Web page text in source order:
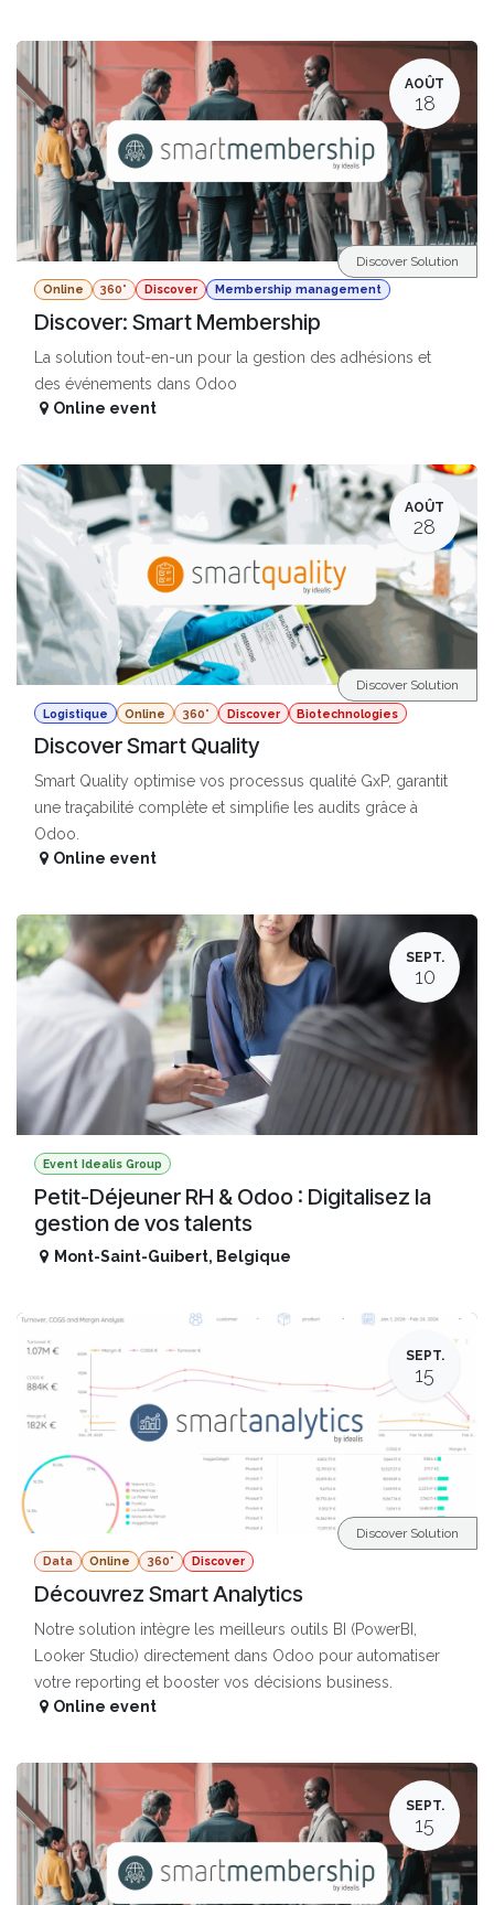
AOÛT
18
Online 360° Discover Membership management
Discover: Smart Membership
La solution tout-en-un pour la gestion des adhésions et
des événements dans Odoo
Discover Solution
Online event
AOÛT
28
Logistique Online 360° Discover Biotechnologies
Discover Smart Quality
Smart Quality optimise vos processus qualité GxP, garantit
une traçabilité complète et simplifie les audits grâce à
Odoo.
Discover Solution
Online event
SEPT.
10
Event Idealis Group
Petit-Déjeuner RH & Odoo : Digitalisez la
gestion de vos talents
Mont-Saint-Guibert, Belgique
SEPT.
15
Data Online 360° Discover
Découvrez Smart Analytics
Notre solution intègre les meilleurs outils BI (PowerBI,
Looker Studio) directement dans Odoo pour automatiser
votre reporting et booster vos décisions business.
Discover Solution
Online event
SEPT.
15